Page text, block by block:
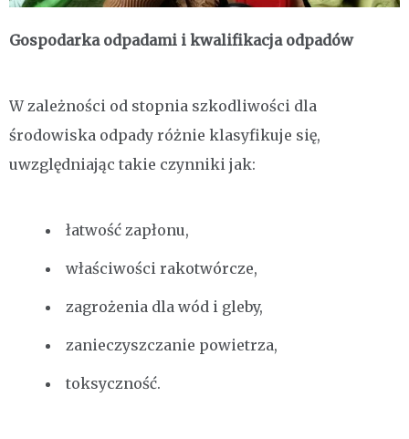
Gospodarka odpadami i kwalifikacja odpadów
W zależności od stopnia szkodliwości dla
środowiska odpady różnie klasyfikuje się,
uwzględniając takie czynniki jak:
łatwość zapłonu,
właściwości rakotwórcze,
zagrożenia dla wód i gleby,
zanieczyszczanie powietrza,
toksyczność.